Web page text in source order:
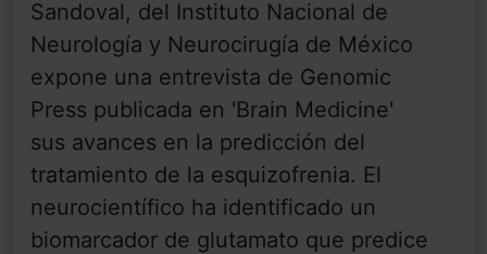
Sandoval, del Instituto Nacional de
Neurología y Neurocirugía de México
expone una entrevista de Genomic
Press publicada en 'Brain Medicine'
sus avances en la predicción del
tratamiento de la esquizofrenia. El
neurocientífico ha identificado un
biomarcador de glutamato que predice